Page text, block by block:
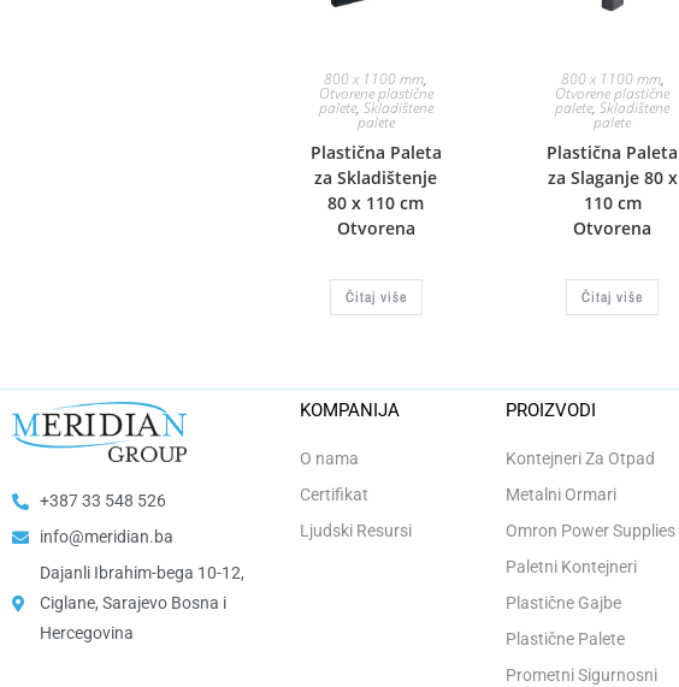
800 x 1100 mm,
Otvorene plastične
palete, Skladištene
palete
Plastična Paleta
za Skladištenje
80 x 110 cm
Otvorena
Čitaj više
800 x 1100 mm,
Otvorene plastične
palete,Skladištene
palete
Plastična Paleta
za Slaganje 80 x
110 cm
Otvorena
Čitaj više
+387 33 548 526
info@meridian.ba
Dajanli Ibrahim-bega 10-12,
Ciglane, Sarajevo Bosna i
Hercegovina​
KOMPANIJA
O nama
Certifikat
Ljudski Resursi
PROIZVODI
Kontejneri Za Otpad
Metalni Ormari
Omron Power Supplies
Paletni Kontejneri
Plastične Gajbe
Plastične Palete
Prometni Sigurnosni